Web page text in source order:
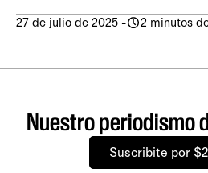
27 de julio de 2025 - 2 minutos
Nuestro periodismo
Suscribite por